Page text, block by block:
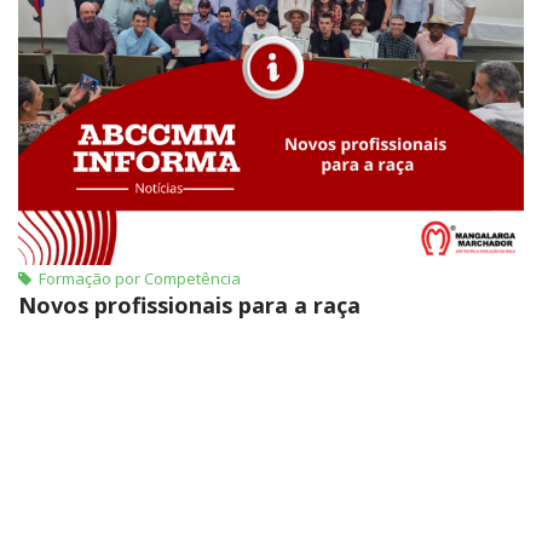
Formação por Competência
Novos profissionais para a raça